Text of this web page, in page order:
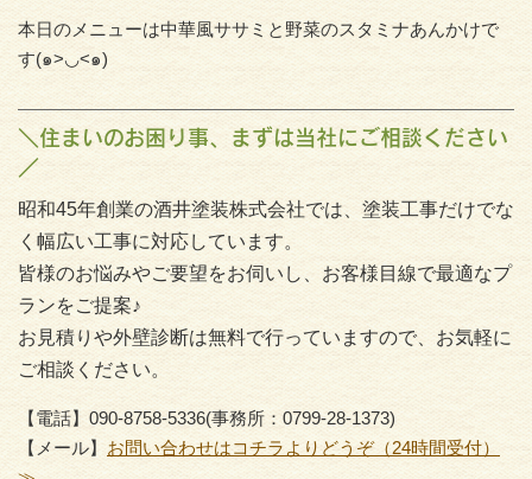
本日のメニューは中華風ササミと野菜のスタミナあんかけで
す(๑>◡<๑)
＼住まいのお困り事、まずは当社にご相談ください
／
昭和45年創業の酒井塗装株式会社では、塗装工事だけでな
く幅広い工事に対応しています。
皆様のお悩みやご要望をお伺いし、お客様目線で最適なプ
ランをご提案♪
お見積りや外壁診断は無料で行っていますので、お気軽に
ご相談ください。
【電話】090-8758-5336(事務所：0799-28-1373)
【メール】 お問い合わせはコチラよりどうぞ（24時間受付）